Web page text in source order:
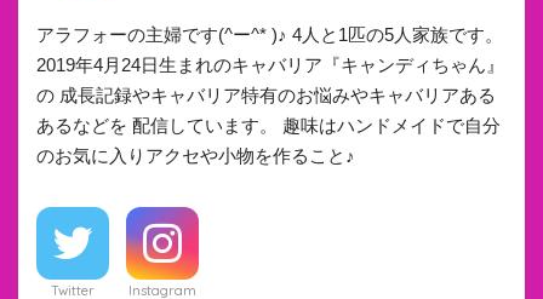
アラフォーの主婦です(^ー^* )♪ 4人と1匹の5人家族です。
2019年4月24日生まれのキャバリア『キャンディちゃん』
の 成長記録やキャバリア特有のお悩みやキャバリアある
あるなどを 配信しています。 趣味はハンドメイドで自分
のお気に入りアクセや小物を作ること♪
Twitter Instagram